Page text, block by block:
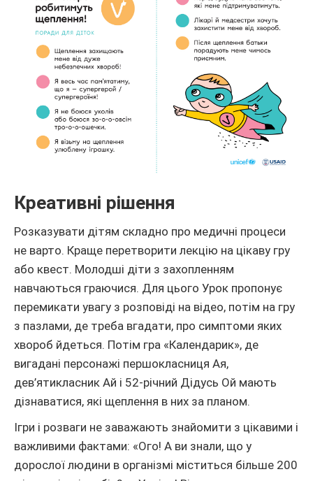
Креативні рішення
Розказувати дітям складно про медичні процеси
не варто. Краще перетворити лекцію на цікаву гру
або квест. Молодші діти з захопленням
навчаються граючися. Для цього Урок пропонує
перемикати увагу з розповіді на відео, потім на гру
з пазлами, де треба вгадати, про симптоми яких
хвороб йдеться. Потім гра «Календарик», де
вигадані персонажі першокласниця Ая,
дев’ятикласник Ай і 52-річний Дідусь Ой мають
дізнаватися, які щеплення в них за планом.
Ігри і розваги не заважають знайомити з цікавими і
важливими фактами: «Ого! А ви знали, що у
дорослої людини в організмі міститься більше 200